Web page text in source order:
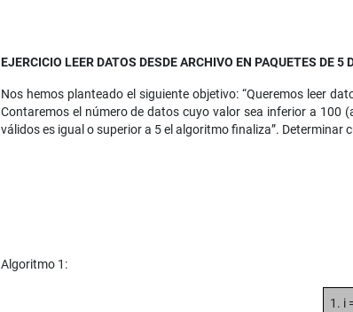
EJERCICIO LEER DATOS DESDE ARCHIVO EN PAQUETES DE
Nos hemos planteado el siguiente objetivo: “Queremos leer
Contaremos el número de datos cuyo valor sea inferior a 100
válidos es igual o superior a 5 el algoritmo finaliza”.
Algoritmo 1:
1. i